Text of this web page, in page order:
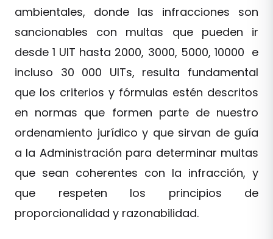
ambientales, donde las infracciones son
sancionables con multas que pueden ir
desde 1 UIT hasta 2000, 3000, 5000, 10000 e
incluso 30 000 UITs, resulta fundamental
que los criterios y fórmulas estén descritos
en normas que formen parte de nuestro
ordenamiento jurídico y que sirvan de guía
a la Administración para determinar multas
que sean coherentes con la infracción, y
que respeten los principios de
proporcionalidad y razonabilidad.